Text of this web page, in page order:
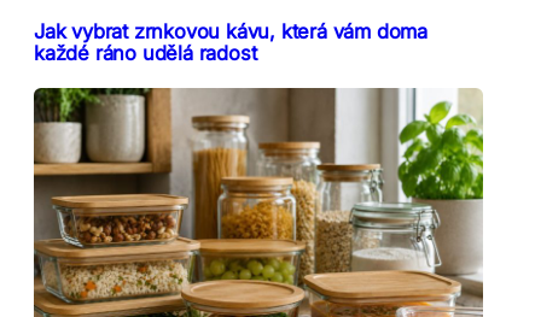
Jak vybrat zrnkovou kávu, která vám doma
každé ráno udělá radost